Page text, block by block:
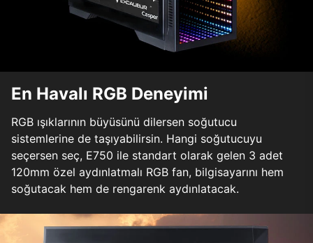
En Havalı RGB Deneyimi
RGB ışıklarının büyüsünü dilersen soğutucu
sistemlerine de taşıyabilirsin. Hangi soğutucuyu
seçersen seç, E750 ile standart olarak gelen 3 adet
120mm özel aydınlatmalı RGB fan, bilgisayarını hem
soğutacak hem de rengarenk aydınlatacak.